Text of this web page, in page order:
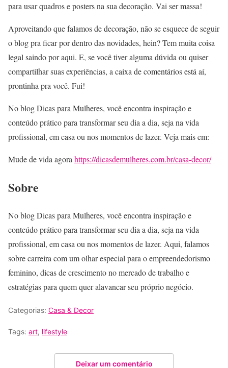
para usar quadros e posters na sua decoração. Vai ser massa!
Aproveitando que falamos de decoração, não se esquece de seguir
o blog pra ficar por dentro das novidades, hein? Tem muita coisa
legal saindo por aqui. E, se você tiver alguma dúvida ou quiser
compartilhar suas experiências, a caixa de comentários está aí,
prontinha pra você. Fui!
No blog Dicas para Mulheres, você encontra inspiração e
conteúdo prático para transformar seu dia a dia, seja na vida
profissional, em casa ou nos momentos de lazer. Veja mais em:
Mude de vida agorahttps://dicasdemulheres.com.br/casa-decor/
Sobre
No blog Dicas para Mulheres, você encontra inspiração e
conteúdo prático para transformar seu dia a dia, seja na vida
profissional, em casa ou nos momentos de lazer. Aqui, falamos
sobre carreira com um olhar especial para o empreendedorismo
feminino, dicas de crescimento no mercado de trabalho e
estratégias para quem quer alavancar seu próprio negócio.
Categorias: Casa & Decor
Tags: art, lifestyle
Deixar um comentário